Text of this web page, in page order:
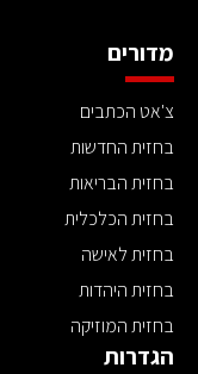
מדורים
צ'אט הכתבים
בחזית החדשות
בחזית הבריאות
בחזית הכלכלית
בחזית לאישה
בחזית היהדות
בחזית המוזיקה
הגדרות